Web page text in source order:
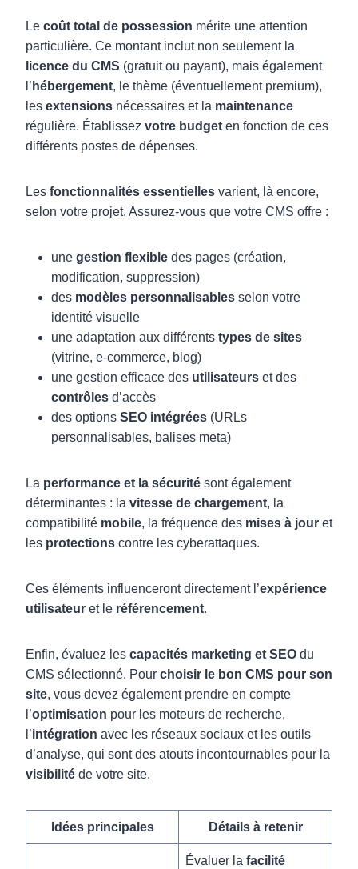
Le coût total de possession mérite une attention
particulière. Ce montant inclut non seulement la
licence du CMS (gratuit ou payant), mais également
l’ hébergement, le thème (éventuellement premium),
les extensions nécessaires et la maintenance
régulière. Établissez votre budget en fonction de ces
différents postes de dépenses.
Les fonctionnalités essentielles varient, là encore,
selon votre projet. Assurez-vous que votre CMS offre :
une gestion flexible des pages (création,
modification, suppression)
des modèles personnalisables selon votre
identité visuelle
une adaptation aux différents types de sites
(vitrine, e-commerce, blog)
une gestion efficace des utilisateurs et des
contrôles d’accès
des options SEO intégrées (URLs
personnalisables, balises meta)
La performance et la sécurité sont également
déterminantes : la vitesse de chargement, la
compatibilité mobile, la fréquence des mises à jour et
les protections contre les cyberattaques.
Ces éléments influenceront directement l’expérience
utilisateur et le référencement.
Enfin, évaluez les capacités marketing et SEO du
CMS sélectionné. Pour choisir le bon CMS pour son
site, vous devez également prendre en compte
l’optimisation pour les moteurs de recherche,
l’intégration avec les réseaux sociaux et les outils
d’analyse, qui sont des atouts incontournables pour la
visibilité de votre site.
Idées principales Détails à retenir
Évaluer la facilité